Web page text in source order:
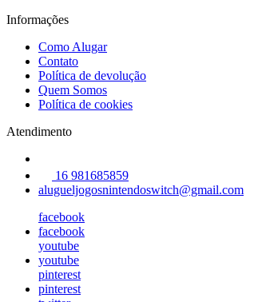
Informações
Como Alugar
Contato
Política de devolução
Quem Somos
Política de cookies
Atendimento
16 981685859
alugueljogosnintendoswitch@gmail.com
facebook
facebook
youtube
youtube
pinterest
pinterest